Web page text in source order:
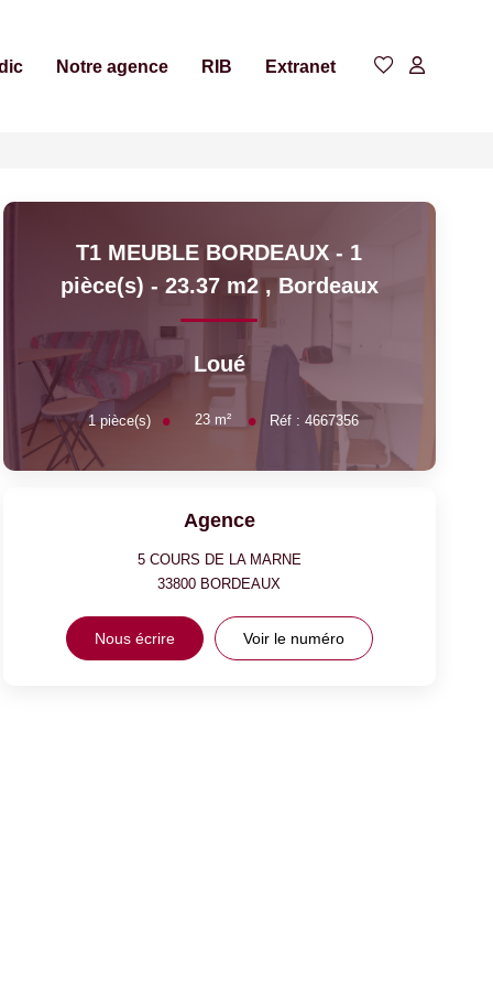
Notre agence RIB Extranet
T1 MEUBLE BORDEAUX - 1
pièce(s) - 23.37 m2, Bordeaux
Loué
1pièce(s) 23 m² Réf :4667356
Agence
5 COURS DE LA MARNE
33800 BORDEAUX
Nous écrire Voir le numéro